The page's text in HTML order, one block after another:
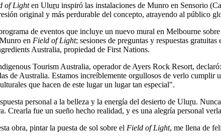
of Lighten Uluṟu inspiró las instalaciones de Munro en Sensorio
original y más perdurable del concepto, atrayendo al público
de eventos que incluye un nuevo mural en Melbourne
en Field of Light; sesiones de preguntas y respuestas
Australia, propiedad de First Nations.
Tourism Australia, operador de Ayers Rock Resort,
de Australia. Estamos increíblemente orgullosos de verlo
que hacen de este lugar un lugar tan especial".
personal a la belleza y la energía del desierto de Uluṟu.
Crearla fue un sueño hecho realidad, y es una alegría personal
obra, pintar la puesta de sol sobre el Field of Light, me llena de